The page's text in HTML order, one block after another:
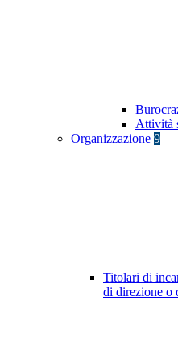
Attività
Organizzazione 9
Titolari di
di direzione o